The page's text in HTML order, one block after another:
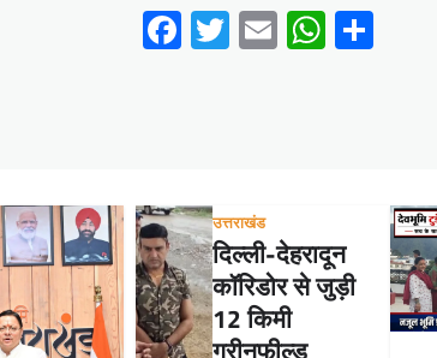
Facebook
Twitter
EmailShare
उत्तराखंड
दिल्ली-देहरादून
कॉरिडोर से जुड़ी
12 किमी
ग्रीनफील्ड